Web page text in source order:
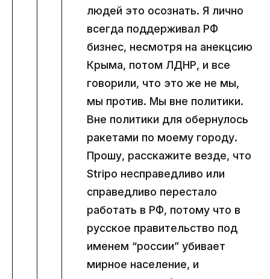
людей это осознать. Я лично
всегда поддерживал РФ
бизнес, несмотря на анекцсию
Крыма, потом ЛДНР, и все
говорили, что это же не мы,
мы против. Мы вне политики.
Вне политики для обернулось
ракетами по моему городу.
Прошу, расскажите везде, что
Stripo несправедливо или
справедливо перестало
работать в РФ, потому что в
русское правительство под
именем “россии” убивает
мирное население, и